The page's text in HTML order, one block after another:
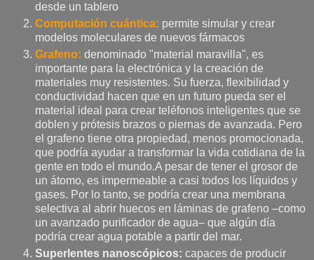
desde un tablero
Computación cuántica: permite simular y crear
modelos moleculares de nuevos fármacos
Grafeno: denominado "material maravilla", es
importante para la electrónica y la creación de
materiales muy resistentes. Su fuerza, flexibilidad y
conductividad hacen que en un futuro pueda ser el
material ideal para crear teléfonos inteligentes que se
doblen y prótesis brazos o piernas de avanzada. Pero
el grafeno tiene otra propiedad, menos promocionada,
que podría ayudar a transformar la vida cotidiana de la
gente en todo el mundo.A pesar de tener el grosor de
un átomo, es impermeable a casi todos los líquidos y
gases. Por lo tanto, se podría crear una membrana
selectiva al abrir huecos en láminas de grafeno –como
un avanzado purificador de agua– que algún día
podría crear agua potable a partir del mar.
Superlentes nanoscópicos: capaces de producir